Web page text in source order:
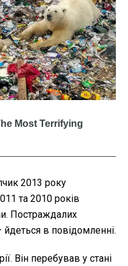
2013 року
та 2010 років
Постраждалих
йдеться в повідомленні.
Він перебував у стані